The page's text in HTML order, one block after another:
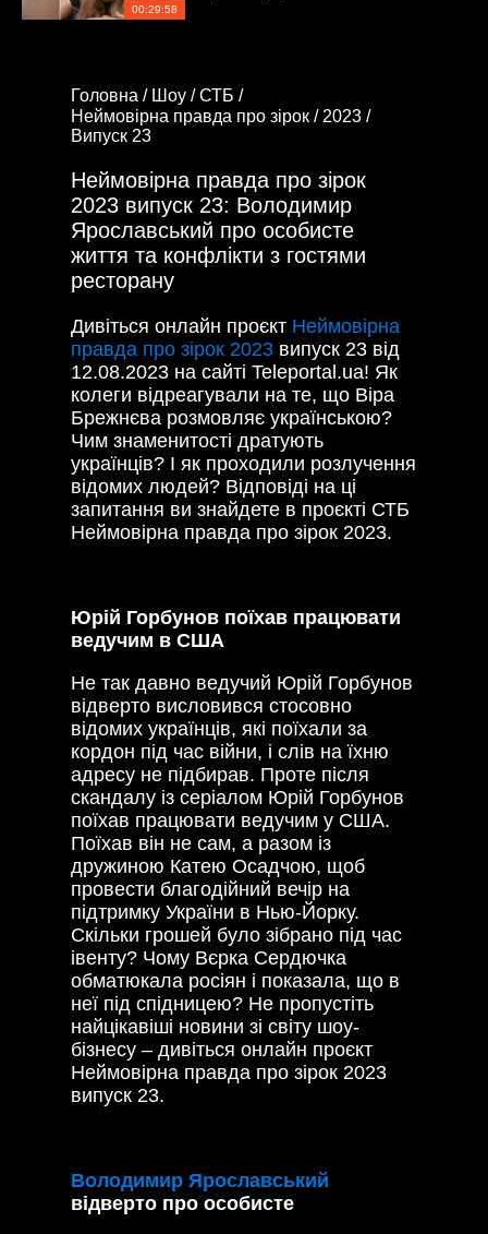
00:29:58
Головна / Шоу /СТБ /
Неймовірна правда про зірок / 2023 /
Випуск 23
Неймовірна правда про зірок
2023 випуск 23: Володимир
Ярославський про особисте
життя та конфлікти з гостями
ресторану
Дивіться онлайн проєкт Неймовірна
правда про зірок 2023 випуск 23 від
12.08.2023 на сайті Teleportal.ua! Як
колеги відреагували на те, що Віра
Брежнєва розмовляє українською?
Чим знаменитості дратують
українців? І як проходили розлучення
відомих людей? Відповіді на ці
запитання ви знайдете в проєкті СТБ
Неймовірна правда про зірок 2023.
Юрій Горбунов поїхав працювати
ведучим в США
Не так давно ведучий Юрій Горбунов
відверто висловився стосовно
відомих українців, які поїхали за
кордон під час війни, і слів на їхню
адресу не підбирав. Проте після
скандалу із серіалом Юрій Горбунов
поїхав працювати ведучим у США.
Поїхав він не сам, а разом із
дружиною Катею Осадчою, щоб
провести благодійний вечір на
підтримку України в Нью-Йорку.
Скільки грошей було зібрано під час
івенту? Чому Вєрка Сердючка
обматюкала росіян і показала, що в
неї під спідницею? Не пропустіть
найцікавіші новини зі світу шоу-
бізнесу – дивіться онлайн проєкт
Неймовірна правда про зірок 2023
випуск 23.
Володимир Ярославський
відверто про особисте